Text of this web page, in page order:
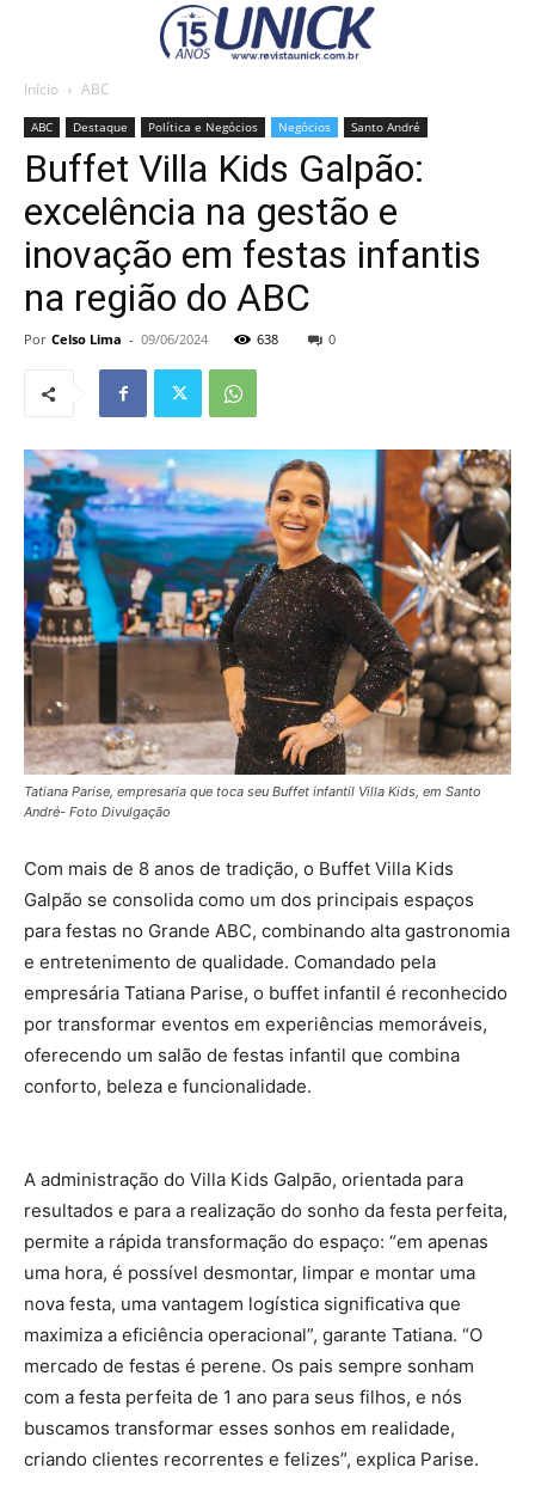
Início ABC
ABC Destaque Política e Negócios Negócios Santo André
Buffet Villa Kids Galpão:
excelência na gestão e
inovação em festas infantis
na região do ABC
Por Celso Lima - 09/06/2024 638 0
Tatiana Parise, empresaria que toca seu Buffet infantil Villa Kids, em Santo
André- Foto Divulgação
Com mais de 8 anos de tradição, o Buffet Villa Kids
Galpão se consolida como um dos principais espaços
para festas no Grande ABC, combinando alta gastronomia
e entretenimento de qualidade. Comandado pela
empresária Tatiana Parise, o buffet infantil é reconhecido
por transformar eventos em experiências memoráveis,
oferecendo um salão de festas infantil que combina
conforto, beleza e funcionalidade.
A administração do Villa Kids Galpão, orientada para
resultados e para a realização do sonho da festa perfeita,
permite a rápida transformação do espaço: “em apenas
uma hora, é possível desmontar, limpar e montar uma
nova festa, uma vantagem logística significativa que
maximiza a eficiência operacional”, garante Tatiana. “O
mercado de festas é perene. Os pais sempre sonham
com a festa perfeita de 1 ano para seus filhos, e nós
buscamos transformar esses sonhos em realidade,
criando clientes recorrentes e felizes”, explica Parise.